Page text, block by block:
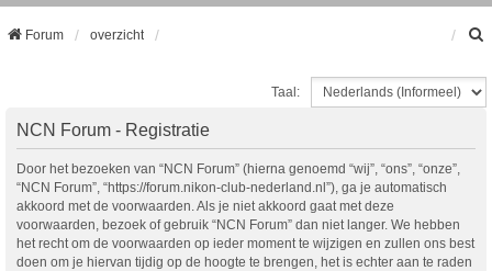
Forum overzicht
Taal:
NCN Forum - Registratie
Door het bezoeken van “NCN Forum” (hierna genoemd “wij”, “ons”, “onze”,
“NCN Forum”, “https://forum.nikon-club-nederland.nl”), ga je automatisch
akkoord met de voorwaarden. Als je niet akkoord gaat met deze
voorwaarden, bezoek of gebruik “NCN Forum” dan niet langer. We hebben
het recht om de voorwaarden op ieder moment te wijzigen en zullen ons best
doen om je hiervan tijdig op de hoogte te brengen, het is echter aan te raden